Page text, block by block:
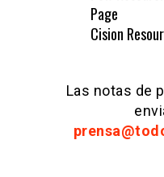
Page
Cision
Las notas de